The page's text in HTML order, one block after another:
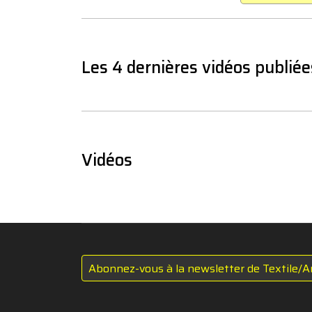
Les 4 dernières vidéos
Vidéos
Abonnez-vous à la newsletter de Textile/